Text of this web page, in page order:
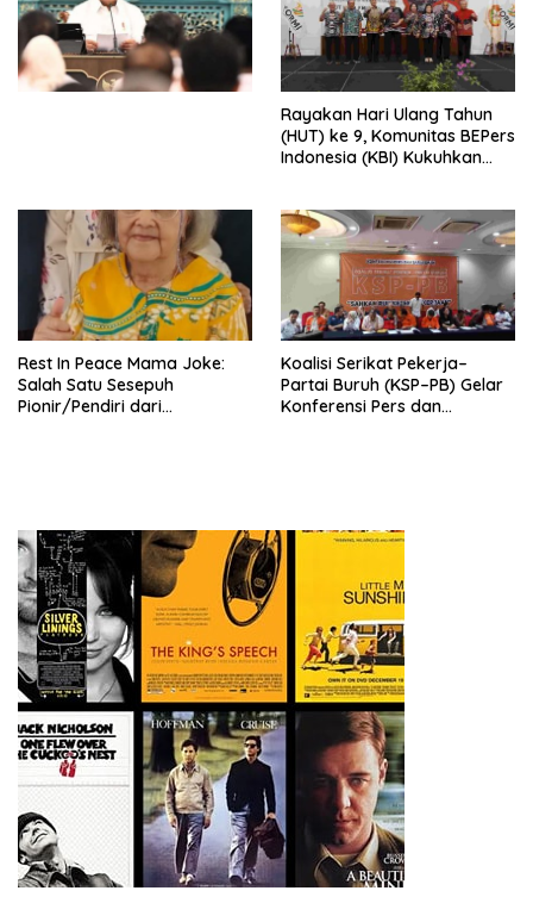
Simposium Nasional “Urgensi
Undang-Undang
Perekonomian Nasional dan
Kesejahteraan Sosial dalam
Rayakan Hari Ulang Tahun
(HUT) ke 9, Komunitas BEPers
Indonesia (KBI) Kukuhkan
Tema: “Penguatan dan
Pengembangan Organisasi
KBI yang Berbasis Riset di
seluruh Indonesia dan
Mancanegara”.
Rest In Peace Mama Joke:
Salah Satu Sesepuh
Pionir/Pendiri dari
Koalisi Serikat Pekerja–
Partai Buruh (KSP–PB) Gelar
Konferensi Pers dan